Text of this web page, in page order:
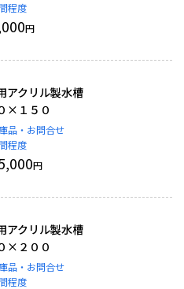
程度
円
クリル製水槽
×１５０
品・お問合せ
程度
円
クリル製水槽
×２００
品・お問合せ
程度